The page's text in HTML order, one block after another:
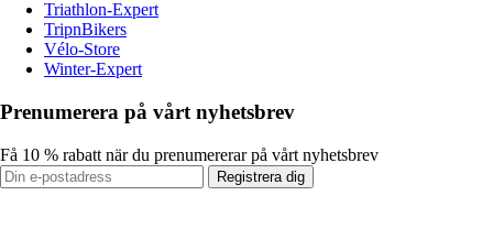
Triathlon-Expert
TripnBikers
Vélo-Store
Winter-Expert
Prenumerera på vårt nyhetsbrev
Få 10 % rabatt när du prenumererar på vårt nyhetsbrev
Registrera dig